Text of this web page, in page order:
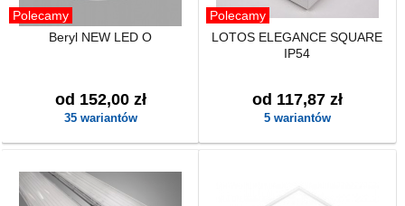
Polecamy
Beryl NEW LED O
od 152,00 zł
35 wariantów
Polecamy
LOTOS ELEGANCE SQUARE
IP54
od 117,87 zł
5 wariantów